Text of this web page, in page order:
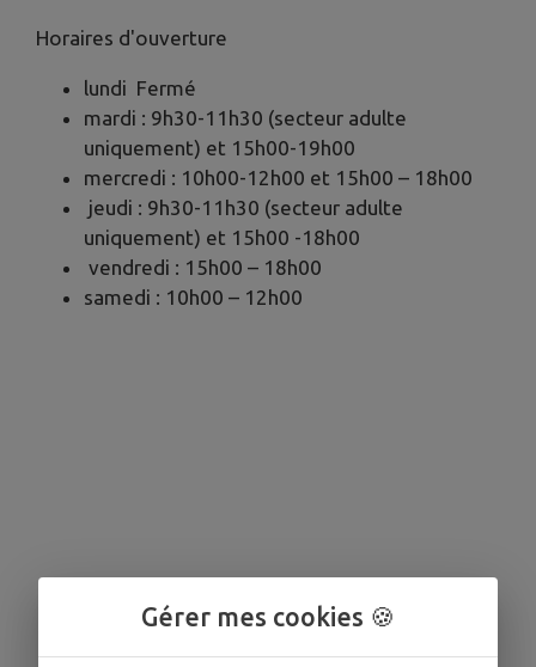
Horaires d'ouverture
lundi Fermé
mardi : 9h30-11h30 (secteur adulte
uniquement) et 15h00-19h00
mercredi : 10h00-12h00 et 15h00 – 18h00
jeudi : 9h30-11h30 (secteur adulte
uniquement) et 15h00 -18h00
vendredi : 15h00 – 18h00
samedi : 10h00 – 12h00
Gérer mes cookies 🍪